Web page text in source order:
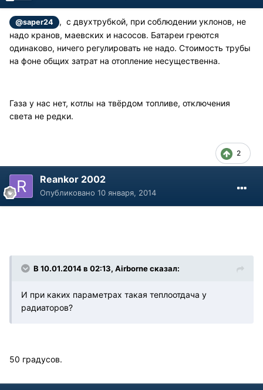
@saper24
, с двухтрубкой, при соблюдении уклонов, не
надо кранов, маевских и насосов. Батареи греются
одинаково, ничего регулировать не надо. Стоимость трубы
на фоне общих затрат на отопление несущественна.
Газа у нас нет, котлы на твёрдом топливе, отключения
света не редки.
2
Reankor 2002
Опубликовано 10 января, 2014
В 10.01.2014 в 02:13, Airborne сказал:
И при каких параметрах такая теплоотдача у
радиаторов?
50 градусов.